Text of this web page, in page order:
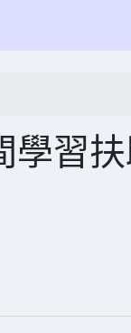
學習